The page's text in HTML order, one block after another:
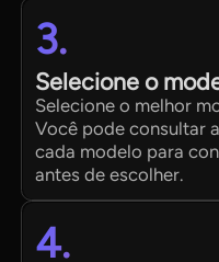
3.
Selecione o
Selecione o melhor
Você pode consultar
cada modelo para
antes de escolher.
4.